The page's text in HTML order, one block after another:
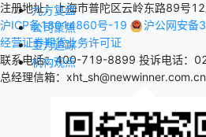
九方复盘
公司聚焦
主力追踪
机构观点
注册地址：上海市普陀区云岭东路89号
沪ICP备18014860号-19
沪公网安
经营证券期货业务许可证
联系电话：400-719-8899 投诉电话：
总经理信箱：xht_sh@newwinner.com.cn